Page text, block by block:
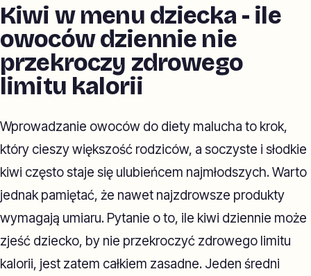
Kiwi w menu dziecka - ile
owoców dziennie nie
przekroczy zdrowego
limitu kalorii
Wprowadzanie owoców do diety malucha to krok,
który cieszy większość rodziców, a soczyste i słodkie
kiwi często staje się ulubieńcem najmłodszych. Warto
jednak pamiętać, że nawet najzdrowsze produkty
wymagają umiaru. Pytanie o to, ile kiwi dziennie może
zjeść dziecko, by nie przekroczyć zdrowego limitu
kalorii, jest zatem całkiem zasadne. Jeden średni